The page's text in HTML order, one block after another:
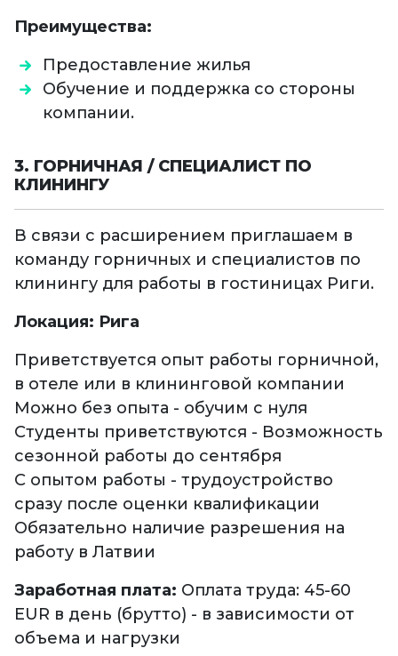
Преимущества:
Предоставление жилья
Обучение и поддержка со стороны
компании.
3. ГОРНИЧНАЯ / СПЕЦИАЛИСТ ПО
КЛИНИНГУ
В связи с расширением приглашаем в
команду горничных и специалистов по
клинингу для работы в гостиницах Риги.
Локация: Рига
Приветствуется опыт работы горничной,
в отеле или в клининговой компании
Можно без опыта - обучим с нуля
Студенты приветствуются - Возможность
сезонной работы до сентября
С опытом работы - трудоустройство
сразу после оценки квалификации
Обязательно наличие разрешения на
работу в Латвии
Заработная плата: Оплата труда: 45-60
EUR в день (брутто) - в зависимости от
объема и нагрузки